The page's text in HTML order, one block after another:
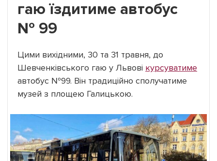
гаю їздитиме автобус
№ 99
Цими вихідними, 30 та 31 травня, до
Шевченківського гаю у Львові курсуватиме
автобус №99. Він традиційно сполучатиме
музей з площею Галицькою.